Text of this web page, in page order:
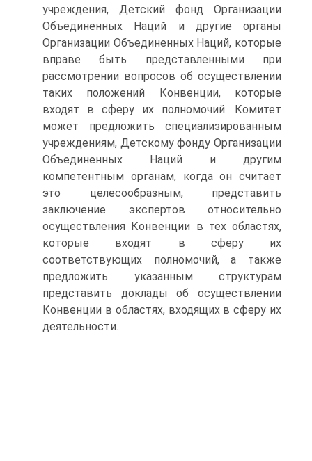
учреждения, Детский фонд Организации
Объединенных Наций и другие органы
Организации Объединенных Наций, которые
вправе быть представленными при
рассмотрении вопросов об осуществлении
таких положений Конвенции, которые
входят в сферу их полномочий. Комитет
может предложить специализированным
учреждениям, Детскому фонду Организации
Объединенных Наций и другим
компетентным органам, когда он считает
это целесообразным, представить
заключение экспертов относительно
осуществления Конвенции в тех областях,
которые входят в сферу их
соответствующих полномочий, а также
предложить указанным структурам
представить доклады об осуществлении
Конвенции в областях, входящих в сферу их
деятельности.